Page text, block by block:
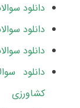
دانلود سوالات
دانلود سوالات
دانلود سوالات
کشاورزی